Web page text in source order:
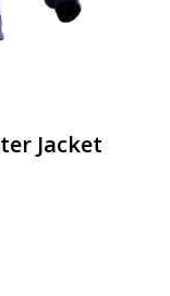
Jacket